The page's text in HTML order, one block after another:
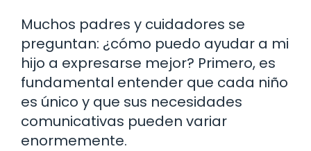
Muchos padres y cuidadores se
preguntan: ¿cómo puedo ayudar a mi
hijo a expresarse mejor? Primero, es
fundamental entender que cada niño
es único y que sus necesidades
comunicativas pueden variar
enormemente.